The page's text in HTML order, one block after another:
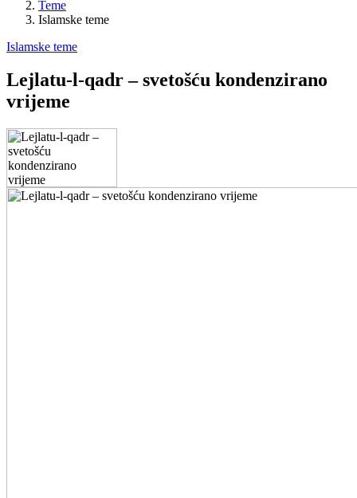
Teme
Islamske teme
Islamske teme
Lejlatu-l-qadr – svetošću kondenzirano
vrijeme